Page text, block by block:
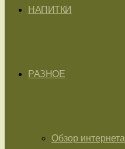
НАПИТКИ
РАЗНОЕ
Обзор интернета